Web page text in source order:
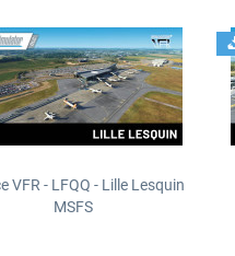
VFR - LFQQ - Lille Lesquin
MSFS